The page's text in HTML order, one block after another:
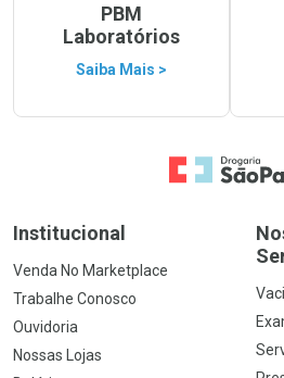
PBM
Laboratórios
Saiba Mais >
Ir para a Home
Institucional
Venda No Marketplace
Trabalhe Conosco
Ouvidoria
Nossas Lojas